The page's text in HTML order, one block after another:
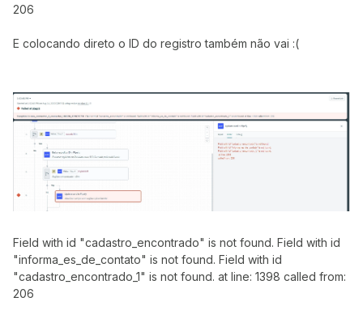
206
E colocando direto o ID do registro também não vai :(
Field with id "cadastro_encontrado" is not found. Field with id
"informa_es_de_contato" is not found. Field with id
"cadastro_encontrado_1" is not found. at line: 1398 called from:
206